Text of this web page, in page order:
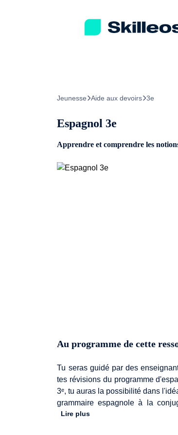
Passez directement au contenu
Jeunesse Aide aux devoirs 3e
Espagnol 3e
Apprendre et comprendre les
Au programme de cette
Tu seras guidé par des
tes révisions du programme
3ᵉ, tu auras la possibilité dans
grammaire espagnole à la
chaque épreuve. Tes révisions
Lire plus